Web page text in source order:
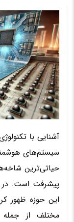
آشنایی با
سیستم‌های
حیاتی‌ترین
پیشرفت است. در
این حوزه ظهور
مختلف از